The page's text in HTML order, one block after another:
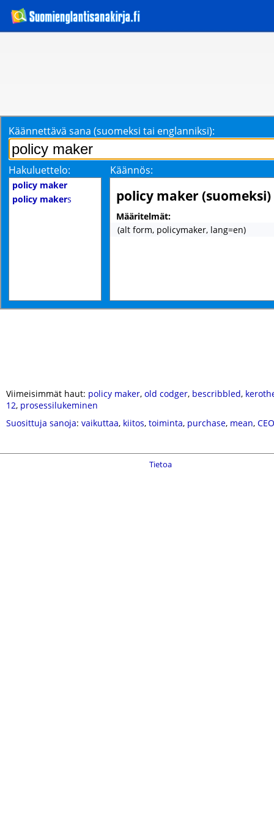
Käännettävä sana (suomeksi tai englanniksi):
Hakuluettelo: Käännös:
policy maker
policy makers policy maker (suomeksi)
Määritelmät:
(alt form, policymaker, lang=en)
Viimeisimmät haut: policy maker, old codger, bescribbled,
12, prosessilukeminen
Suosittuja sanoja: vaikuttaa, kiitos, toiminta, purchase, mean, CEO
Tietoa